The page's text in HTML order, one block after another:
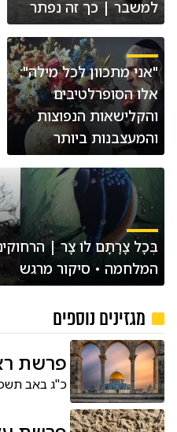
למשבר | כך זה נפתר
"אני מתכוון לכל מילה":
אלו הסופרלטיבים
והקלישאות הנפוצות
והמעצבנות ביותר
בְּכָל צָרָתָם לוֹ צָר |
המלחמה • סיקור מרגש
מגזינים נוספים
פרשת
כ"ג באב תשפ"ו |